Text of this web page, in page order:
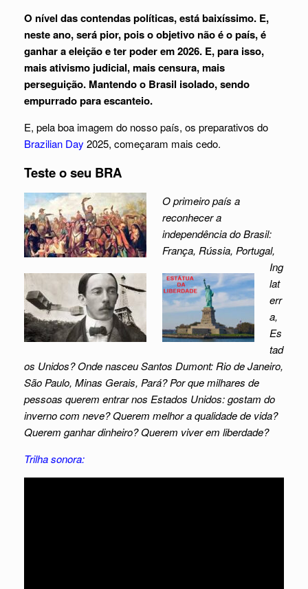
O nível das contendas políticas, está baixíssimo. E,
neste ano, será pior, pois o objetivo não é o país, é
ganhar a eleição e ter poder em 2026. E, para isso,
mais ativismo judicial, mais censura, mais
perseguição. Mantendo o Brasil isolado, sendo
empurrado para escanteio.
E, pela boa imagem do nosso país, os preparativos do
Brazilian Day 2025, começaram mais cedo.
Teste o seu BRA
O primeiro país a
reconhecer a
independência do Brasil:
França, Rússia, Portugal,
Ing
lat
err
a,
Es
tad
os Unidos? Onde nasceu Santos Dumont: Rio de Janeiro,
São Paulo, Minas Gerais, Pará? Por que milhares de
pessoas querem entrar nos Estados Unidos: gostam do
inverno com neve? Querem melhor a qualidade de vida?
Querem ganhar dinheiro? Querem viver em liberdade?
Trilha sonora: